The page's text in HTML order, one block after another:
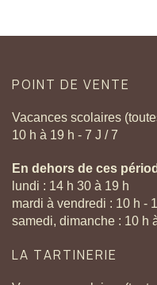
POINT DE VENTE
Vacances scolaires
10 h à 19 h - 7 J / 7
En dehors de ces
lundi : 14 h 30 à 19 h
mardi à vendredi : 10 h -
samedi, dimanche : 10 h
LA TARTINERIE